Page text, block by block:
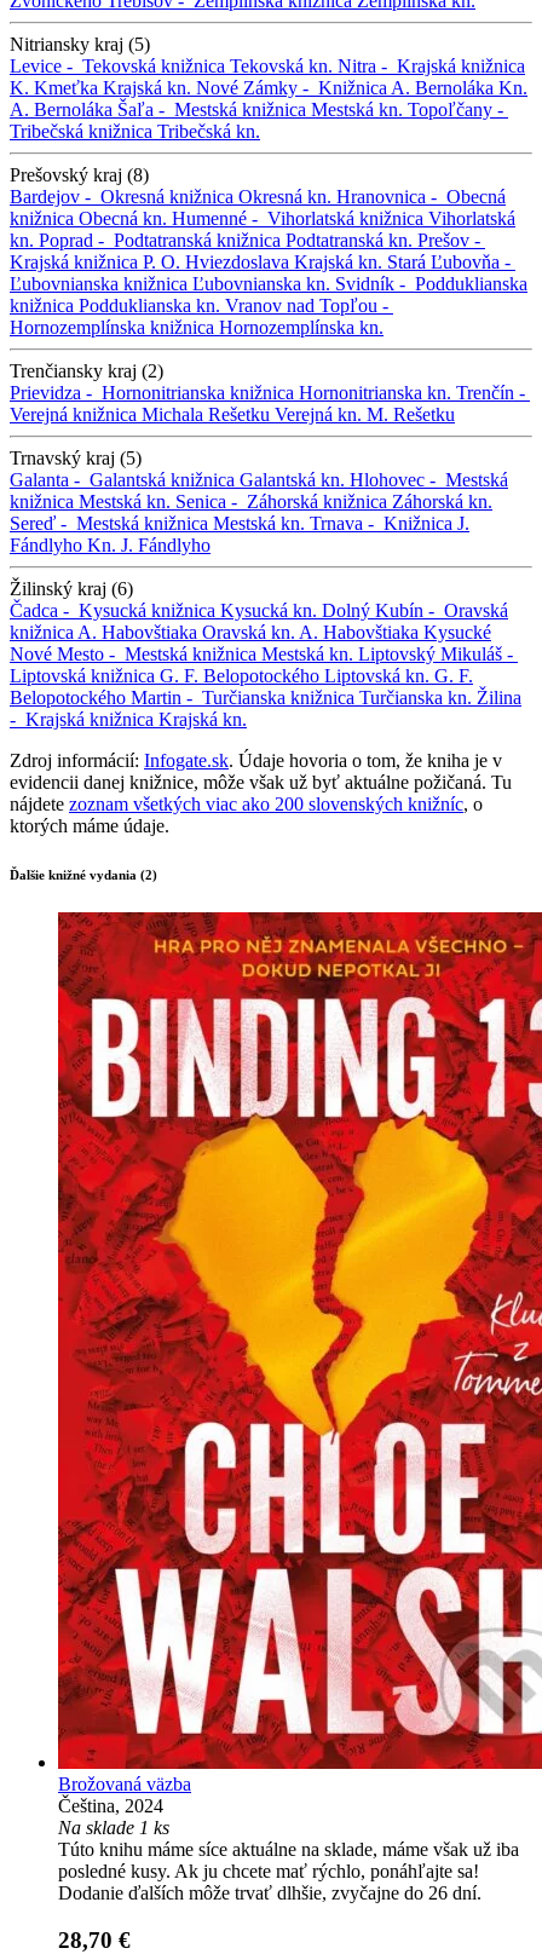
Nitriansky kraj (5)
Levice - Tekovská knižnica Tekovská kn. Nitra - Krajská knižnica
K. Kmeťka Krajská kn. Nové Zámky - Knižnica A. Bernoláka Kn.
A. Bernoláka Šaľa - Mestská knižnica Mestská kn. Topoľčany -
Tribečská knižnica Tribečská kn.
Prešovský kraj (8)
Bardejov - Okresná knižnica Okresná kn. Hranovnica - Obecná
knižnica Obecná kn. Humenné - Vihorlatská knižnica Vihorlatská
kn. Poprad - Podtatranská knižnica Podtatranská kn. Prešov -
Krajská knižnica P. O. Hviezdoslava Krajská kn. Stará Ľubovňa -
Ľubovnianska knižnica Ľubovnianska kn. Svidník - Podduklianska
knižnica Podduklianska kn. Vranov nad Topľou -
Hornozemplínska knižnica Hornozemplínska kn.
Trenčiansky kraj (2)
Prievidza - Hornonitrianska knižnica Hornonitrianska kn. Trenčín -
Verejná knižnica Michala Rešetku Verejná kn. M. Rešetku
Trnavský kraj (5)
Galanta - Galantská knižnica Galantská kn. Hlohovec - Mestská
knižnica Mestská kn. Senica - Záhorská knižnica Záhorská kn.
Sereď - Mestská knižnica Mestská kn. Trnava - Knižnica J.
Fándlyho Kn. J. Fándlyho
Žilinský kraj (6)
Čadca - Kysucká knižnica Kysucká kn. Dolný Kubín - Oravská
knižnica A. Habovštiaka Oravská kn. A. Habovštiaka Kysucké
Nové Mesto - Mestská knižnica Mestská kn. Liptovský Mikuláš -
Liptovská knižnica G. F. Belopotockého Liptovská kn. G. F.
Belopotockého Martin - Turčianska knižnica Turčianska kn. Žilina
- Krajská knižnica Krajská kn.
Zdroj informácií: Infogate.sk. Údaje hovoria o tom, že kniha je v
evidencii danej knižnice, môže však už byť aktuálne požičaná. Tu
nájdete zoznam všetkých viac ako 200 slovenských knižníc, o
ktorých máme údaje.
Ďalšie knižné vydania (2)
Brožovaná väzba
Čeština, 2024
Na sklade 1 ks
Túto knihu máme síce aktuálne na sklade, máme však už iba
posledné kusy. Ak ju chcete mať rýchlo, ponáhľajte sa!
Dodanie ďalších môže trvať dlhšie, zvyčajne do 26 dní.
28,70 €